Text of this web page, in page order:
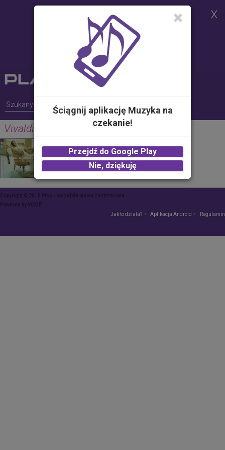
celu realizacji usług i zgodnie z
Polityką Plików Cookies.
Możesz określić warunki
przechowywania lub dostępu do
plików cookies w Twojej
przeglądarce
Vivaldi: Summer (The 4 Seasons)
JANINE JANSEN
2.00 zł -KUP
Copyright © 2015 Play – wszelkie prawa zastrzeżone
Powered byVCMP
Jak to działa?
Aplikacja Android Regulamin
Ściągnij aplikację Muzyka na
czekanie!
Przejdź do Google Play
Nie, dziękuję